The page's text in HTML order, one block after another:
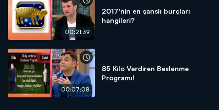
00:21:39
2017'nin en şanslı burçları
hangileri?
00:07:08
85 Kilo Verdiren Beslenme
Programı!